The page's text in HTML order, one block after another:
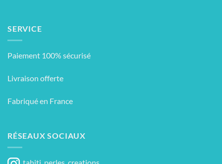
SERVICE
Paiement 100% sécurisé
Livraison offerte
Fabriqué en France
RÉSEAUX SOCIAUX